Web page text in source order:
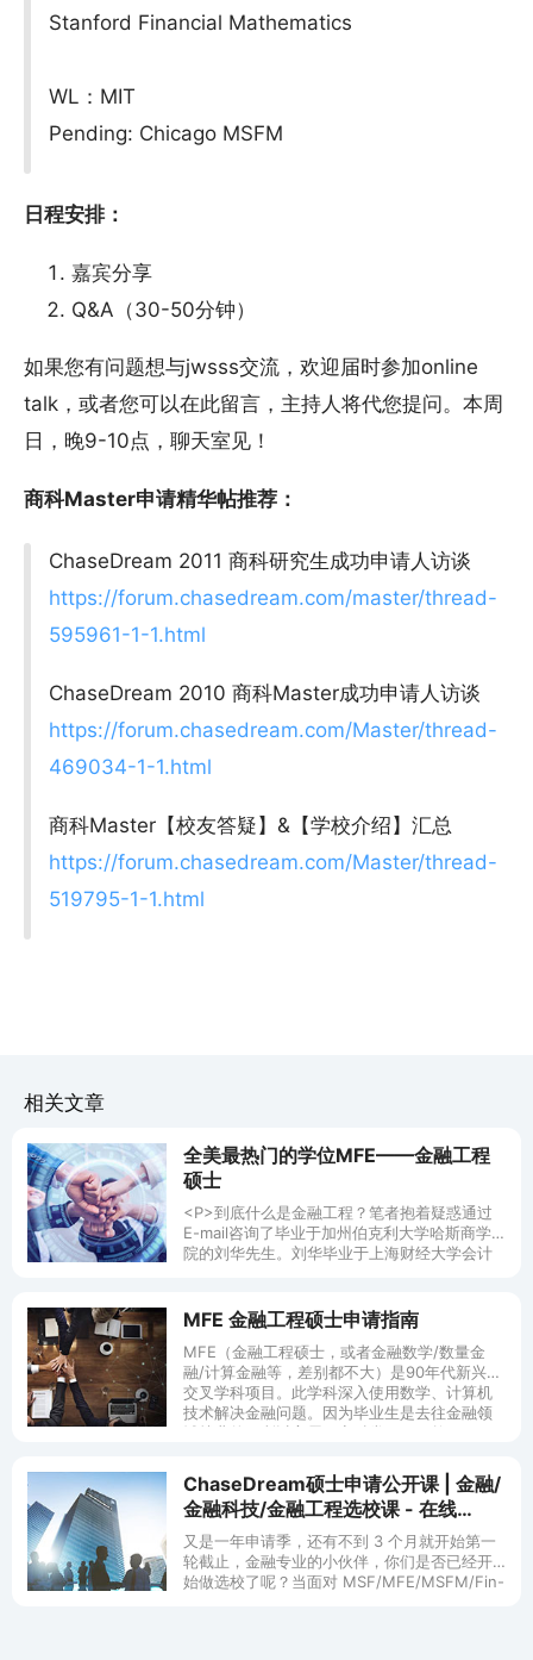
Stanford Financial Mathematics
WL：MIT
Pending: Chicago MSFM
日程安排：
嘉宾分享
Q&A（30-50分钟）
如果您有问题想与jwsss交流，欢迎届时参加online
talk，或者您可以在此留言，主持人将代您提问。本周
日，晚9-10点，聊天室见！
商科Master申请精华帖推荐：
ChaseDream 2011 商科研究生成功申请人访谈
https://forum.chasedream.com/master/thread-
595961-1-1.html
ChaseDream 2010 商科Master成功申请人访谈
https://forum.chasedream.com/Master/thread-
469034-1-1.html
商科Master【校友答疑】&【学校介绍】汇总
https://forum.chasedream.com/Master/thread-
519795-1-1.html
相关文章
全美最热门的学位MFE——金融工程
硕士
<P>到底什么是金融工程？笔者抱着疑惑通过
E-mail咨询了毕业于加州伯克利大学哈斯商学
院的刘华先生。刘华毕业于上海财经大学会计
战性的金融领域。然而没有相关学历，想找到
金融方面的工作谈何容易。于是，刘华打算申
请MBA，在考完GMAT后，他发现加州伯克利
大学哈斯商学院除了提供MBA学位外，还提供
MFE金融工程硕士学位，而且只需一年即可获
得学位。于是他抱着试一试的念头申请了
MBA申请竞争异常激烈，虽然他的GMAT成绩
和工作背景都相当优秀，但他所申请的几所商
学院MBA全都遭拒绝。而当收到伯克利大学
MFE的录取通知的时候，他坦言惊讶大于欢
喜。经过一年高强度的学习，再经过激烈的应
聘竞争，虽然面临着经济不振的压力，刘华还
是获得了美菱、摩根斯坦利、雷曼兄弟、所罗
MFE 金融工程硕士申请指南
MFE（金融工程硕士，或者金融数学/数量金
融/计算金融等，差别都不大）是90年代新兴的
交叉学科项目。此学科深入使用数学、计算机
技术解决金融问题。因为毕业生是去往金融领
域就业的，所以它属于商科类项目。然
ChaseDream硕士申请公开课 | 金融/
金融科技/金融工程选校课 - 在线
(7/24)
又是一年申请季，还有不到 3 个月就开始第一
轮截止，金融专业的小伙伴，你们是否已经开
始做选校了呢？当面对 MSF/MFE/MSFM/Fin-